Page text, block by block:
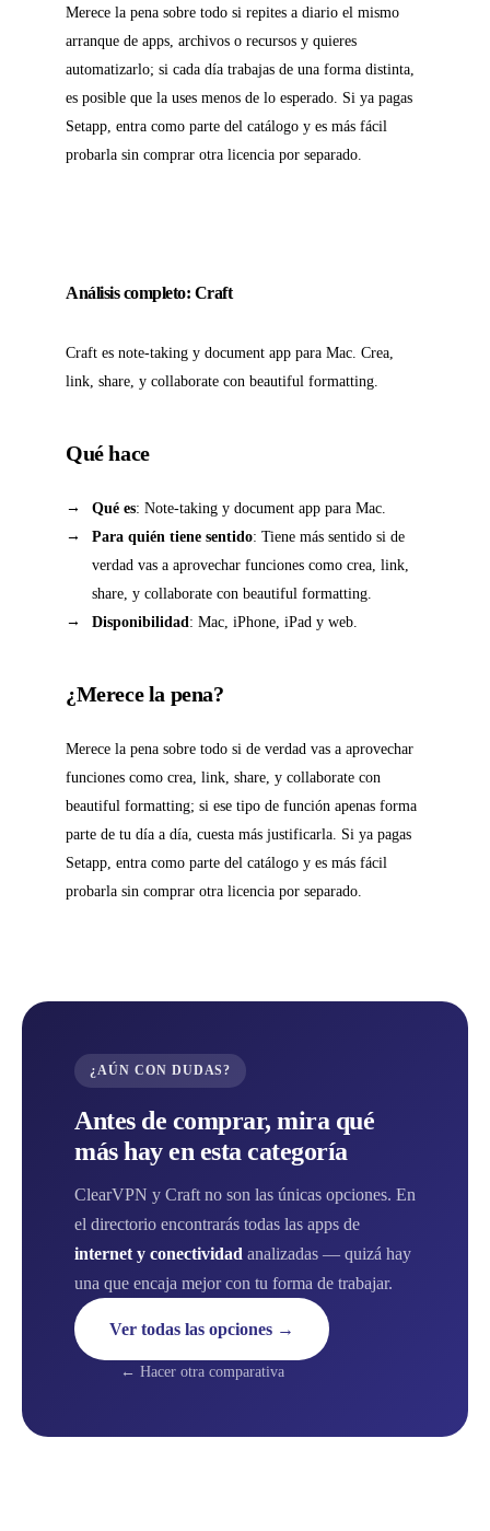
Merece la pena sobre todo si repites a diario el mismo
arranque de apps, archivos o recursos y quieres
automatizarlo; si cada día trabajas de una forma distinta,
es posible que la uses menos de lo esperado. Si ya pagas
Setapp, entra como parte del catálogo y es más fácil
probarla sin comprar otra licencia por separado.
Análisis completo: Craft
Craft es note-taking y document app para Mac. Crea,
link, share, y collaborate con beautiful formatting.
Qué hace
Qué es: Note-taking y document app para Mac.
Para quién tiene sentido: Tiene más sentido si de
verdad vas a aprovechar funciones como crea, link,
share, y collaborate con beautiful formatting.
Disponibilidad: Mac, iPhone, iPad y web.
¿Merece la pena?
Merece la pena sobre todo si de verdad vas a aprovechar
funciones como crea, link, share, y collaborate con
beautiful formatting; si ese tipo de función apenas forma
parte de tu día a día, cuesta más justificarla. Si ya pagas
Setapp, entra como parte del catálogo y es más fácil
probarla sin comprar otra licencia por separado.
¿AÚN CON DUDAS?
Antes de comprar, mira qué
más hay en esta categoría
ClearVPN y Craft no son las únicas opciones. En
el directorio encontrarás todas las apps de
internet y conectividad analizadas — quizá hay
una que encaja mejor con tu forma de trabajar.
Ver todas las opciones →
← Hacer otra comparativa